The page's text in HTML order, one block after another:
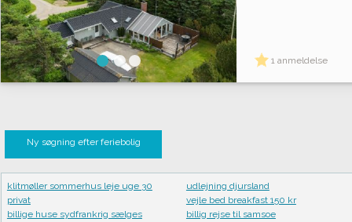
1 anmeldelse
Ny søgning efter feriebolig
klitmøller sommerhus leje uge 30
privat
billige huse sydfrankrig sælges
udlejning djursland
vejle bed breakfast 150 kr
billig rejse til samsoe